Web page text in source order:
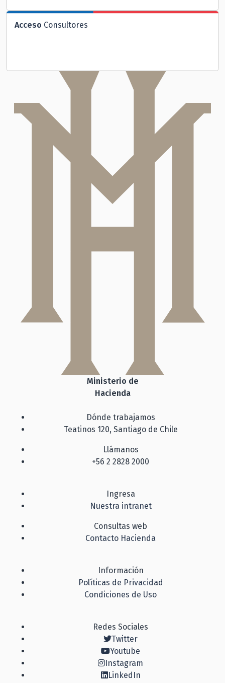
Acceso Consultores
Ministerio de
Hacienda
Dónde trabajamos
Teatinos 120, Santiago de Chile
Llámanos
+56 2 2828 2000
Ingresa
Nuestra intranet
Consultas web
Contacto Hacienda
Información
Políticas de Privacidad
Condiciones de Uso
Redes Sociales
Twitter
Youtube
Instagram
LinkedIn